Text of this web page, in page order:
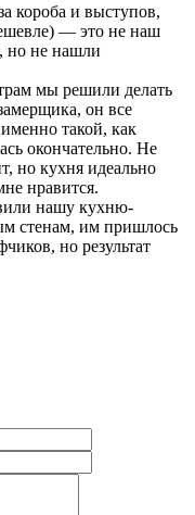
короба и выступов,
— это не наш
но не нашли
мы решили делать
он все
такой, как
окончательно. Не
но кухня идеально
нравится.
нашу кухню-
стенам, им пришлось
но результат